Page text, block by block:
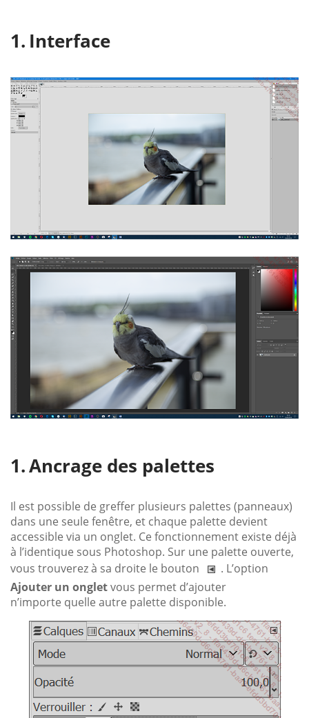
Interface
Ancrage des palettes
Il est possible de greffer plusieurs palettes (panneaux)
dans une seule fenêtre, et chaque palette devient
accessible via un onglet. Ce fonctionnement existe déjà
à l’identique sous Photoshop. Sur une palette ouverte,
vous trouverez à sa droite le bouton
. L’option
Ajouter un ongletvous permet d’ajouter
n’importe quelle autre palette disponible.